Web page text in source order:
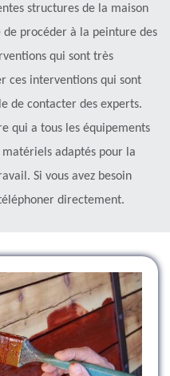
structures de la maison
procéder à la peinture des
qui sont très
ces interventions qui sont
de contacter des experts.
qui a tous les équipements
adaptés pour la
Si vous avez besoin
directement.